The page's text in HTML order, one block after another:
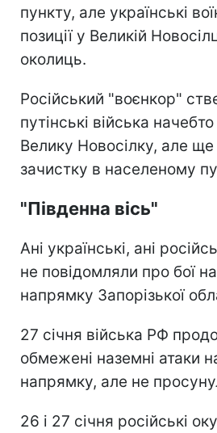
пункту, але українські
позиції у Великій
околиць.
Російський "воєнкор"
путінські війська
Велику Новосілку, але
зачистку в населеному
"Південна вісь"
Ані українські, ані
не повідомляли про бої
напрямку Запорізької
27 січня війська РФ
обмежені наземні атаки
напрямку, але не
26 і 27 січня російські